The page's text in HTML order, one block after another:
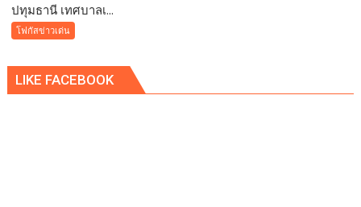
ชวน
หน้า
ปทุมธานี เทศบาลเ...
โฟกัสข่าวเด่น
LIKE FACEBOOK